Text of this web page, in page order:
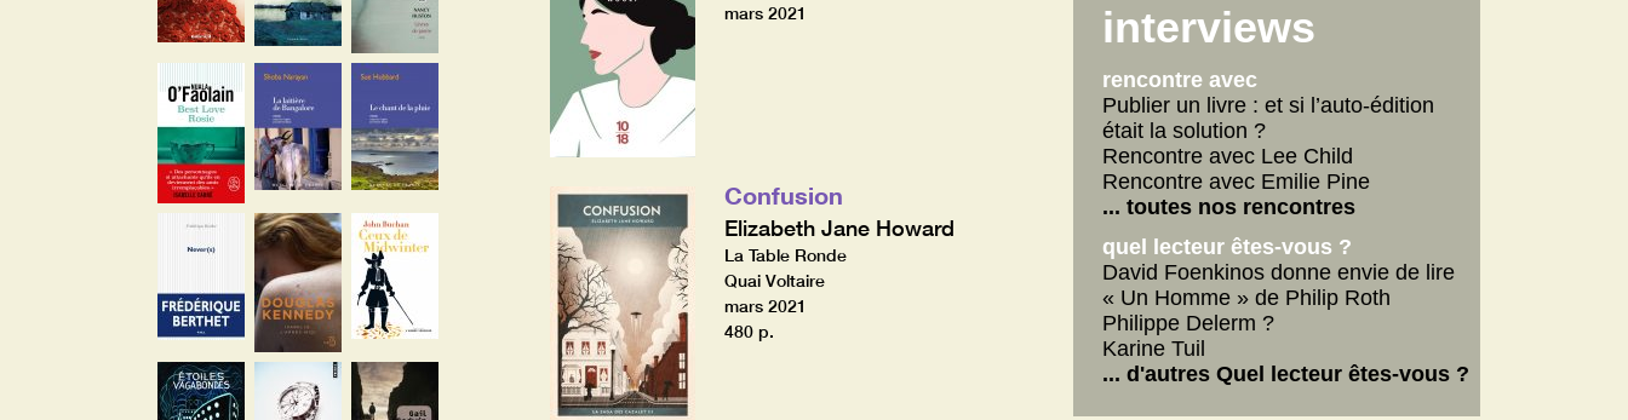
mars 2021
Confusion
Elizabeth Jane Howard
La Table Ronde
Quai Voltaire
mars 2021
480 p.
Scarlett
La fabrique des pervers
... lire les autres
interviews
rencontre avec
Publier un livre : et si l’auto-édition
était la solution ?
Rencontre avec Lee Child
Rencontre avec Emilie Pine
... toutes nos rencontres
quel lecteur êtes-vous ?
David Foenkinos donne envie de lire
« Un Homme » de Philip Roth
Philippe Delerm ?
Karine Tuil
... d'autres Quel lecteur êtes-vous ?